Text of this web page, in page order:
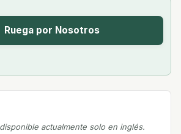
Ruega por Nosotros
actualmente solo en inglés.